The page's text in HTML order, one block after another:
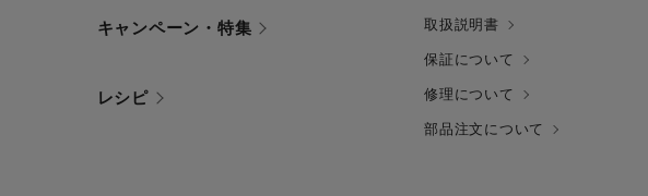
キャンペーン・特集
レシピ
取扱説明書
保証について
修理について
部品注文について